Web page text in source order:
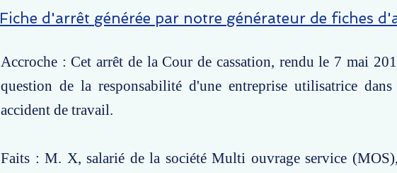
Fiche d'arrêt générée par notre générateur de fiches
Accroche : Cet arrêt de la Cour de cassation, rendu le 7 mai
question de la responsabilité d'une entreprise utilisatrice
accident de travail.
Faits : M. X, salarié de la société Multi ouvrage service